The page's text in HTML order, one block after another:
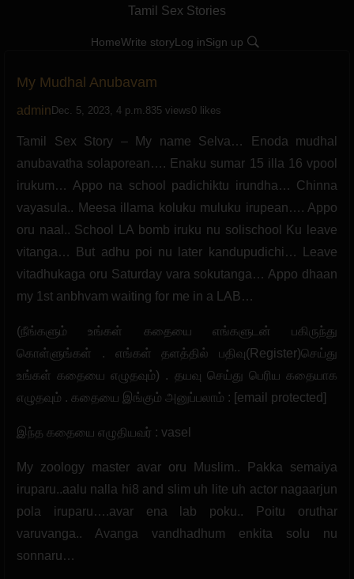
Tamil Sex Stories
HomeWrite storyLog inSign up
My Mudhal Anubavam
admin Dec. 5, 2023, 4 p.m. 835 views0 likes
Tamil Sex Story – My name Selva… Enoda mudhal
anubavatha solaporean…. Enaku sumar 15 illa 16 vpool
irukum… Appo na school padichiktu irundha… Chinna
vayasula.. Meesa illama koluku muluku irupean…. Appo
oru naal.. School LA bomb iruku nu solischool Ku leave
vitanga… But adhu poi nu later kandupudichi… Leave
vitadhukaga oru Saturday vara sokutanga… Appo dhaan
my 1st anbhvam waiting for me in a LAB…
(நீங்களும் உங்கள் கதையை எங்களுடன் பகிருந்து
கொள்ளுங்கள் . எங்கள் தளத்தில் பதிவு(Register)செய்து
உங்கள் கதையை எழுதவும்) . தயவு செய்து பெரிய கதையாக
எழுதவும் . கதையை இங்கும் அனுப்பலாம் : [email protected]
இந்த கதையை எழுதியவர் : vasel
My zoology master avar oru Muslim.. Pakka semaiya
iruparu..aalu nalla hi8 and slim uh lite uh actor nagaarjun
pola iruparu….avar ena lab poku.. Poitu oruthar
varuvanga.. Avanga vandhadhum enkita solu nu
sonnaru…